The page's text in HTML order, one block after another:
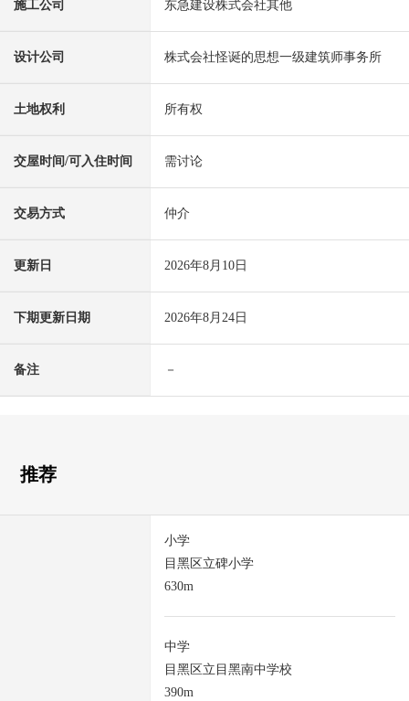
施工公司 东急建设株式会社其他
设计公司 株式会社怪诞的思想一级建筑师事务所
土地权利 所有权
交屋时间/可入住时间 需讨论
交易方式 仲介
更新日 2026年8月10日
下期更新日期 2026年8月24日
备注 －
推荐
小学
目黑区立碑小学
630m
中学
目黑区立目黑南中学校
390m